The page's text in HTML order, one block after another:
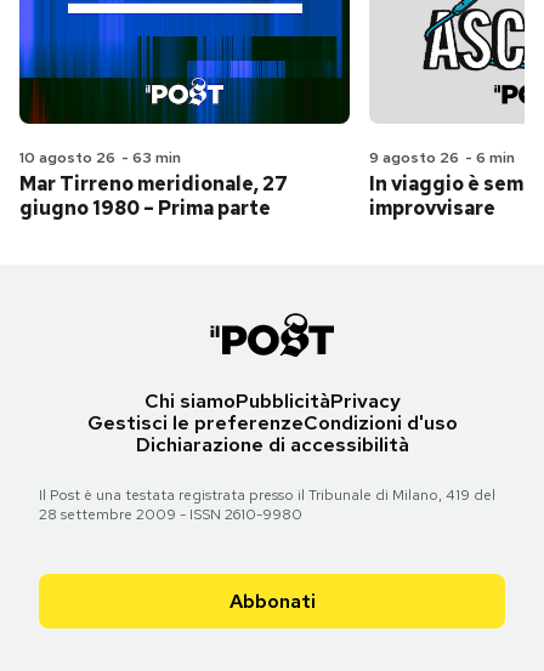
10 agosto 26 - 63 min
Mar Tirreno meridionale, 27
giugno 1980 – Prima parte
9 agosto 26 - 6 min
In viaggio è
improvvisare
Chi siamoPubblicitàPrivacy
Gestisci le preferenzeCondizioni d'uso
Dichiarazione di accessibilità
Il Post è una testata registrata presso il Tribunale di Milano, 419 del
28 settembre 2009 - ISSN 2610-9980
Abbonati